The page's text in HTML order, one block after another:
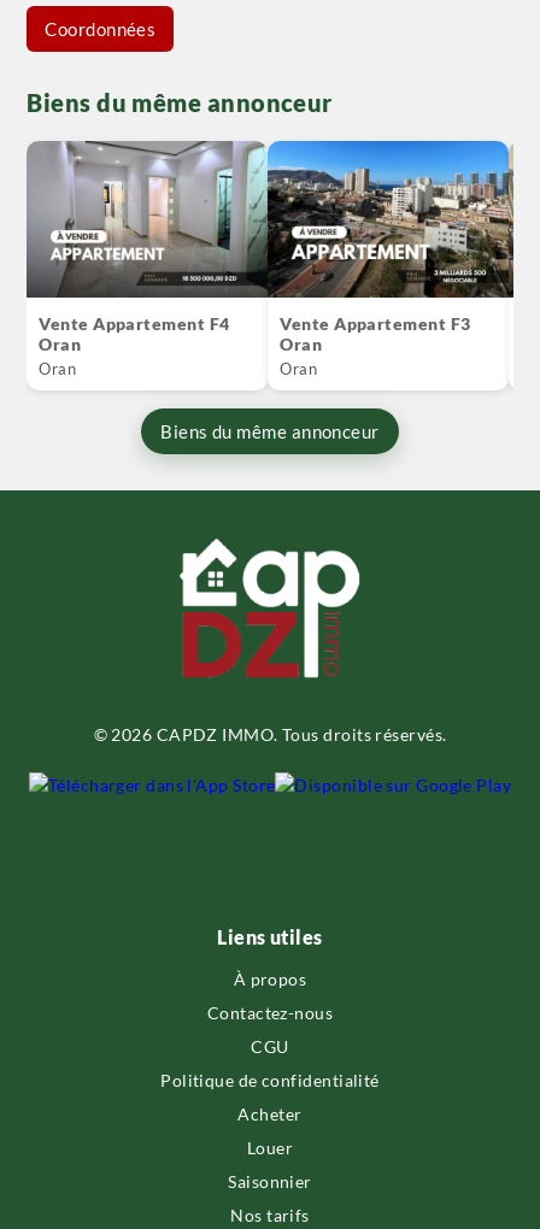
Coordonnées
Biens du même annonceur
Vente Appartement F4
Oran
Oran
Vente Appartement F3
Oran
Oran
Biens du même annonceur
© 2026 CAPDZ IMMO. Tous droits réservés.
Liens utiles
À propos
Contactez-nous
CGU
Politique de confidentialité
Acheter
Louer
Saisonnier
Nos tarifs